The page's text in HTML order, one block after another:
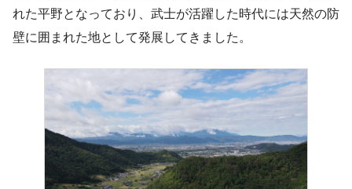
れた平野となっており、武士が活躍した時代には天然の防
壁に囲まれた地として発展してきました。